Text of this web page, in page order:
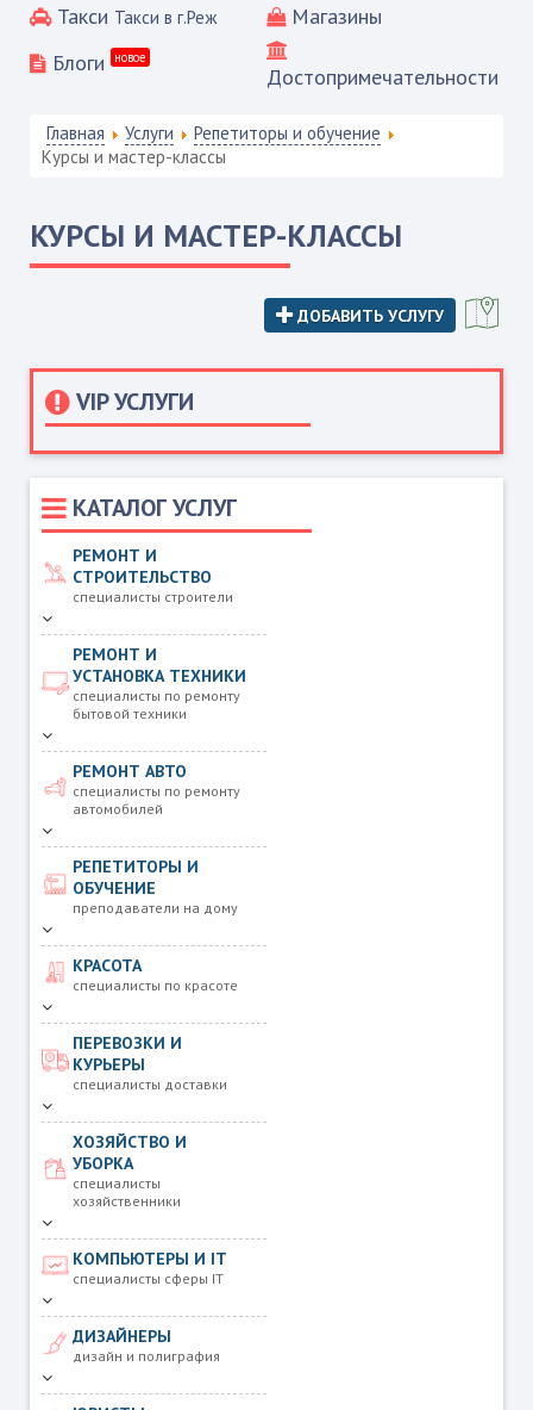
Такси Такси в г.Реж
Магазины
Блоги
новое
Достопримечательности
Главная Услуги
Репетиторы и обучение
Курсы и мастер-классы
VIP УСЛУГИ
КАТАЛОГ УСЛУГ
РЕМОНТ И
СТРОИТЕЛЬСТВО
специалисты строители
РЕМОНТ И
УСТАНОВКА ТЕХНИКИ
специалисты по ремонту
бытовой техники
РЕМОНТ АВТО
специалисты по ремонту
автомобилей
РЕПЕТИТОРЫ И
ОБУЧЕНИЕ
преподаватели на дому
КРАСОТА
специалисты по красоте
ПЕРЕВОЗКИ И
КУРЬЕРЫ
специалисты доставки
ХОЗЯЙСТВО И
УБОРКА
специалисты
хозяйственники
КОМПЬЮТЕРЫ И IT
специалисты сферы IT
ДИЗАЙНЕРЫ
дизайн и полиграфия
КУРСЫ И МАСТЕР-КЛАССЫ
ДОБАВИТЬ УСЛУГУ